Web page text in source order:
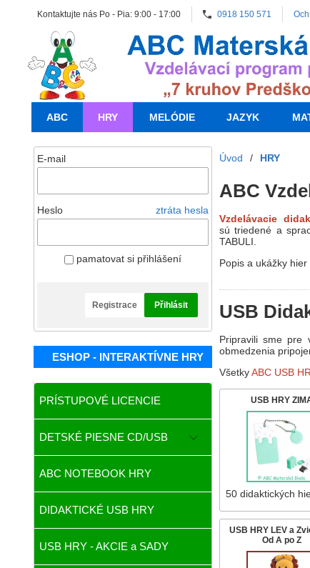
Kontaktujte nás Po - Pia: 9:00 - 17:00 0918 150 571
ABC HRY MELÓDIE JAZYK
E-mail
Heslo ztráta hesla
pamatovat si přihlášení
Registrace Přihlásit
ESHOP - INTERAKTÍVNE HRY
PRÍSTUPOVÉ LICENCIE
DETSKÉ PIESNE CD/USB
ABC NOTEBOOK HRY
DIDAKTICKÉ USB HRY
USB HRY - AKCIE a SADY
Úvod / HRY
ABC
Vzdelávacie
sú triedené a
TABULI.
Popis a ukážky
USB
Pripravili sme pre
obmedzenia
VšetkyABC USB
USB HRY
50 didaktických
USB HRY LEV a
Od A po Z